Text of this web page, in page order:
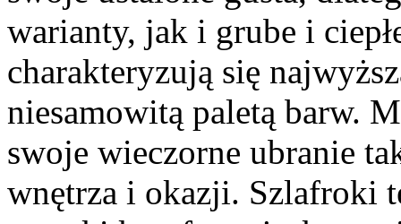
warianty, jak i grube i
charakteryzują się
niesamowitą paletą barw.
swoje wieczorne ubranie
wnętrza i okazji. Szlafroki